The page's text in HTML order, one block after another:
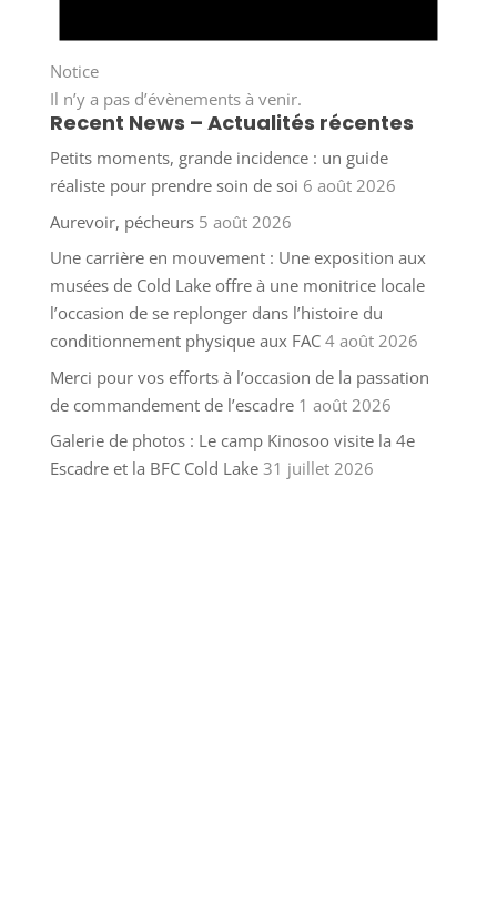
Notice
Il n’y a pas d’évènements à venir.
Recent News – Actualités récentes
Petits moments, grande incidence : un guide
réaliste pour prendre soin de soi 6 août 2026
Aurevoir, pécheurs 5 août 2026
Une carrière en mouvement : Une exposition aux
musées de Cold Lake offre à une monitrice locale
l’occasion de se replonger dans l’histoire du
conditionnement physique aux FAC 4 août 2026
Merci pour vos efforts à l’occasion de la passation
de commandement de l’escadre 1 août 2026
Galerie de photos : Le camp Kinosoo visite la 4e
Escadre et la BFC Cold Lake 31 juillet 2026